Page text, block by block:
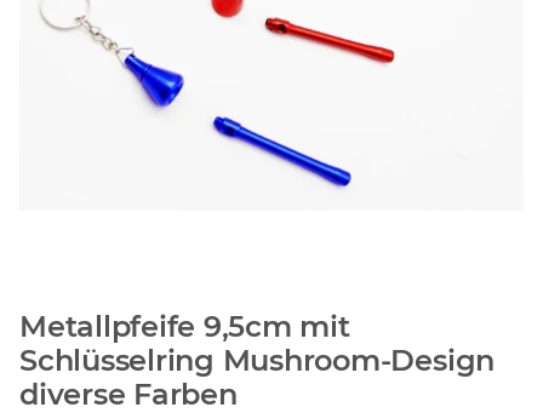
Metallpfeife 9,5cm mit
Schlüsselring Mushroom-Design
diverse Farben